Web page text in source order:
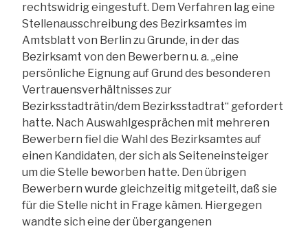
rechtswidrig eingestuft. Dem Verfahren lag eine
Stellenausschreibung des Bezirksamtes im
Amtsblatt von Berlin zu Grunde, in der das
Bezirksamt von den Bewerbern u. a. „eine
persönliche Eignung auf Grund des besonderen
Vertrauensverhältnisses zur
Bezirksstadträtin/dem Bezirksstadtrat“ gefordert
hatte. Nach Auswahlgesprächen mit mehreren
Bewerbern fiel die Wahl des Bezirksamtes auf
einen Kandidaten, der sich als Seiteneinsteiger
um die Stelle beworben hatte. Den übrigen
Bewerbern wurde gleichzeitig mitgeteilt, daß sie
für die Stelle nicht in Frage kämen. Hiergegen
wandte sich eine der übergangenen